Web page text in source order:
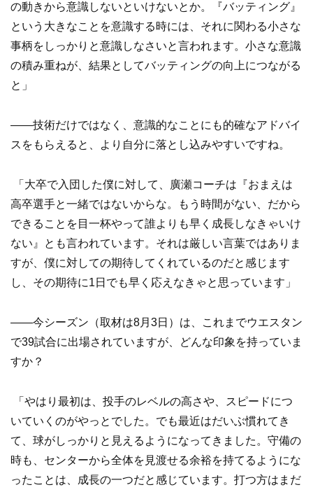
の動きから意識しないといけないとか。『バッティング』
という大きなことを意識する時には、それに関わる小さな
事柄をしっかりと意識しなさいと言われます。小さな意識
の積み重ねが、結果としてバッティングの向上につながる
と」
——技術だけではなく、意識的なことにも的確なアドバイ
スをもらえると、より自分に落とし込みやすいですね。
「大卒で入団した僕に対して、廣瀬コーチは『おまえは
高卒選手と一緒ではないからな。もう時間がない、だから
できることを目一杯やって誰よりも早く成長しなきゃいけ
ない』とも言われています。それは厳しい言葉ではありま
すが、僕に対しての期待してくれているのだと感じます
し、その期待に1日でも早く応えなきゃと思っています」
——今シーズン（取材は8月3日）は、これまでウエスタン
で39試合に出場されていますが、どんな印象を持っていま
すか？
「やはり最初は、投手のレベルの高さや、スピードにつ
いていくのがやっとでした。でも最近はだいぶ慣れてき
て、球がしっかりと見えるようになってきました。守備の
時も、センターから全体を見渡せる余裕を持てるようにな
ったことは、成長の一つだと感じています。打つ方はまだ